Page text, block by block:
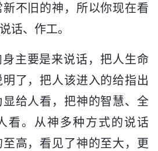
不旧的神，所以你现在看
话、作工。
主要是来说话，把人生命
了，把人该进入的给指出
给人看，把神的智慧、全
看。从神多种方式的说话
高，看见了神的至大，更